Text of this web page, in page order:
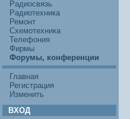
Радиосвязь
Радиотехника
Ремонт
Схемотехника
Телефония
Фирмы
Форумы, конференции
Главная
Регистрация
Изменить
ВХОД